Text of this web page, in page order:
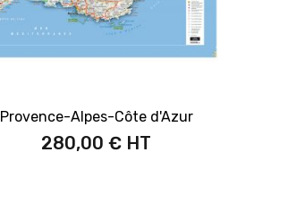
Provence-Alpes-Côte d'Azur
280,00 €